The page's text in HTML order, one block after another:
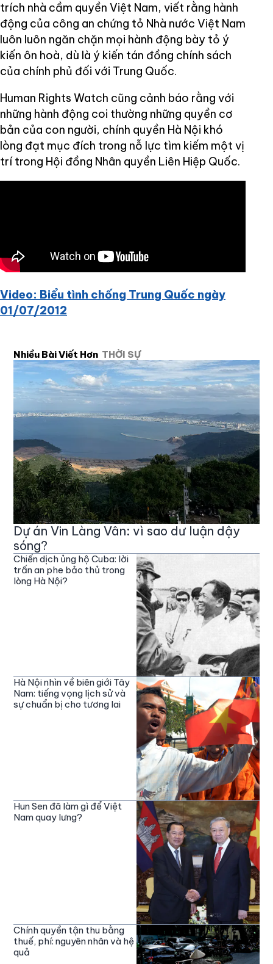
trích nhà cầm quyền Việt Nam, viết rằng hành
động của công an chứng tỏ Nhà nước Việt Nam
luôn luôn ngăn chặn mọi hành động bày tỏ ý
kiến ôn hoà, dù là ý kiến tán đồng chính sách
của chính phủ đối với Trung Quốc.
Human Rights Watch cũng cảnh báo rằng với
những hành động coi thường những quyền cơ
bản của con người, chính quyền Hà Nội khó
lòng đạt mục đích trong nỗ lực tìm kiếm một vị
trí trong Hội đồng Nhân quyền Liên Hiệp Quốc.
Video: Biểu tình chống Trung Quốc ngày
01/07/2012
Nhiều Bài Viết Hơn THỜI SỰ
Dự án Vin Làng Vân: vì sao dư luận dậy
sóng?
Chiến dịch ủng hộ Cuba: lời
trấn an phe bảo thủ trong
lòng Hà Nội?
Hà Nội nhìn về biên giới Tây
Nam: tiếng vọng lịch sử và
sự chuẩn bị cho tương lai
Hun Sen đã làm gì để Việt
Nam quay lưng?
Chính quyền tận thu bằng
thuế, phí: nguyên nhân và hệ
quả